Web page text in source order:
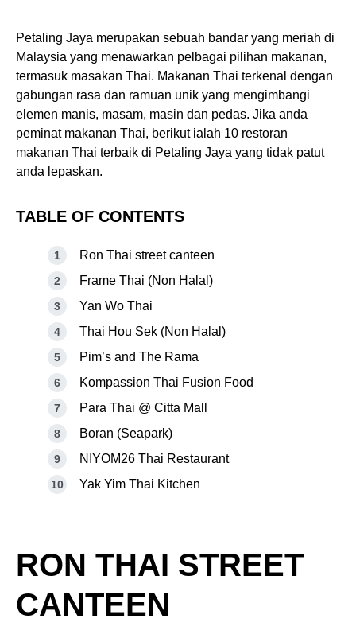
Petaling Jaya merupakan sebuah bandar yang meriah di
Malaysia yang menawarkan pelbagai pilihan makanan,
termasuk masakan Thai. Makanan Thai terkenal dengan
gabungan rasa dan ramuan unik yang mengimbangi
elemen manis, masam, masin dan pedas. Jika anda
peminat makanan Thai, berikut ialah 10 restoran
makanan Thai terbaik di Petaling Jaya yang tidak patut
anda lepaskan.
TABLE OF CONTENTS
Ron Thai street canteen
Frame Thai (Non Halal)
Yan Wo Thai
Thai Hou Sek (Non Halal)
Pim’s and The Rama
Kompassion Thai Fusion Food
Para Thai @ Citta Mall
Boran (Seapark)
NIYOM26 Thai Restaurant
Yak Yim Thai Kitchen
RON THAI STREET
CANTEEN